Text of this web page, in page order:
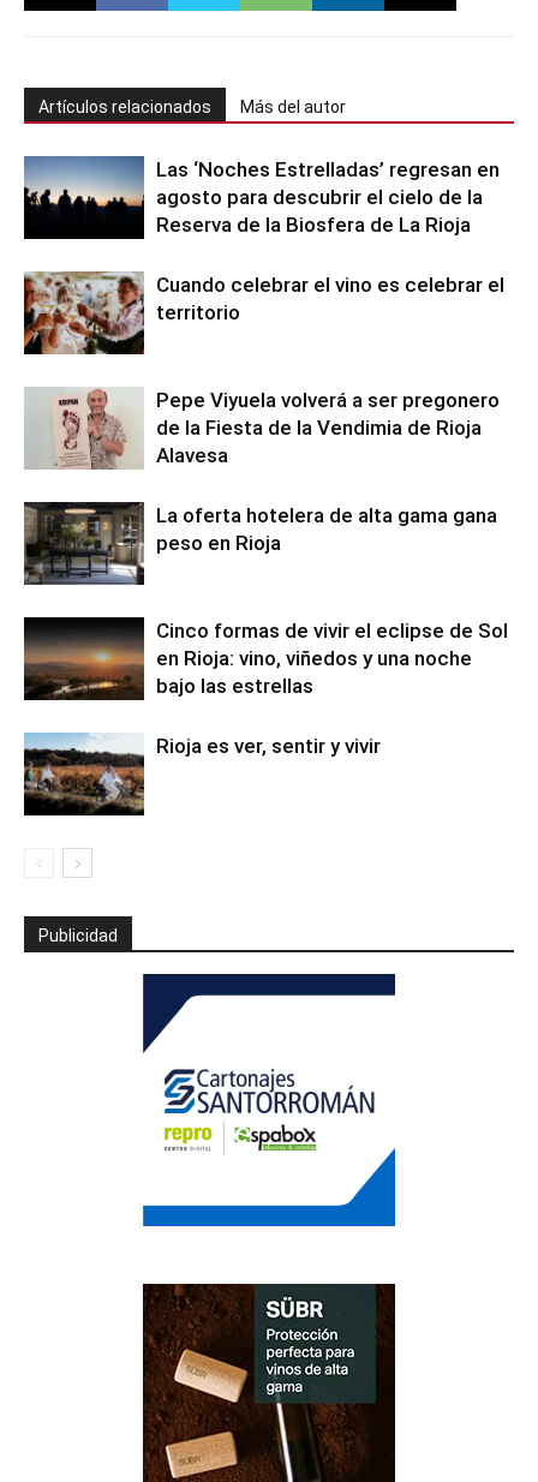
Artículos relacionados Más del autor
Las ‘Noches Estrelladas’ regresan en
agosto para descubrir el cielo de la
Reserva de la Biosfera de La Rioja
Cuando celebrar el vino es celebrar el
territorio
Pepe Viyuela volverá a ser pregonero
de la Fiesta de la Vendimia de Rioja
Alavesa
La oferta hotelera de alta gama gana
peso en Rioja
Cinco formas de vivir el eclipse de Sol
en Rioja: vino, viñedos y una noche
bajo las estrellas
Rioja es ver, sentir y vivir
Publicidad